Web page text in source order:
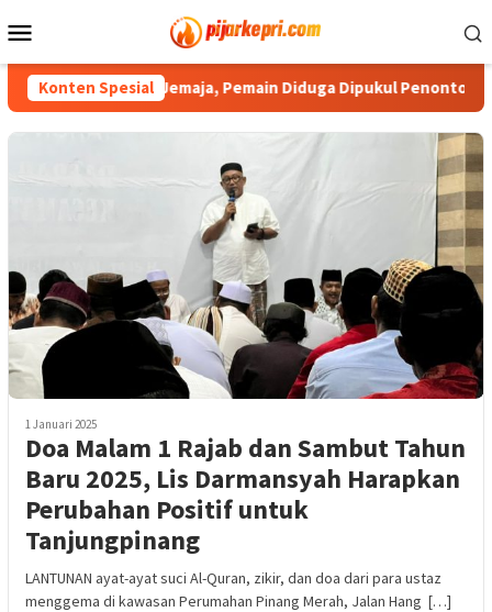
ke
Mobile
Konten Spesial
Laga HUT RI di Jemaja, Pemain Diduga Dipukul Penonton
1 Januari 2025
Doa Malam 1 Rajab dan Sambut Tahun
Baru 2025, Lis Darmansyah Harapkan
Perubahan Positif untuk
Tanjungpinang
LANTUNAN ayat-ayat suci Al-Quran, zikir, dan doa dari para ustaz
menggema di kawasan Perumahan Pinang Merah, Jalan Hang […]